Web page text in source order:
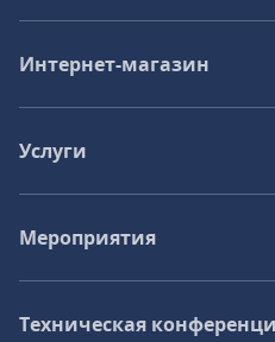
Интернет-магазин
Услуги
Мероприятия
Техническая